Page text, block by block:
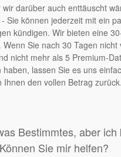
darüber auch enttäuscht
Sie können jederzeit mit ein
kündigen. Wir bieten eine
Wenn Sie nach 30 Tagen nicht
nicht mehr als 5 Premium-
lassen Sie es uns
Ihnen den vollen Betrag zurück.
Bestimmtes, aber ich
Sie mir helfen?